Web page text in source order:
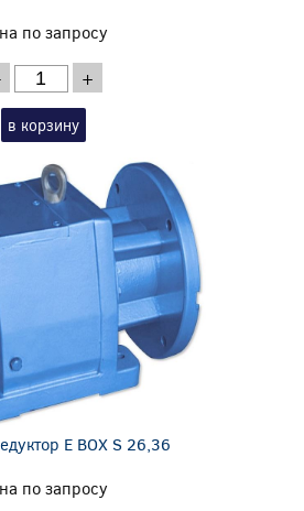
по запросу
+
в корзину
E BOX S 26,36
по запросу